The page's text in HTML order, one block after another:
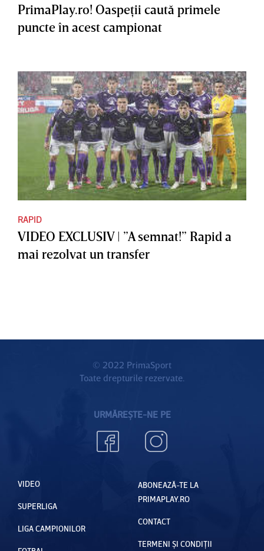
PrimaPlay.ro! Oaspeţii caută primele
puncte în acest campionat
RAPID
VIDEO EXCLUSIV | ”A semnat!” Rapid a
mai rezolvat un transfer
© 2022 PrimaSport
Toate drepturile rezervate.
URMĂREȘTE-NE PE
VIDEO
SUPERLIGA
LIGA CAMPIONILOR
ABONEAZĂ-TE LA
PRIMAPLAY.RO
CONTACT
TERMENI ȘI CONDIȚII